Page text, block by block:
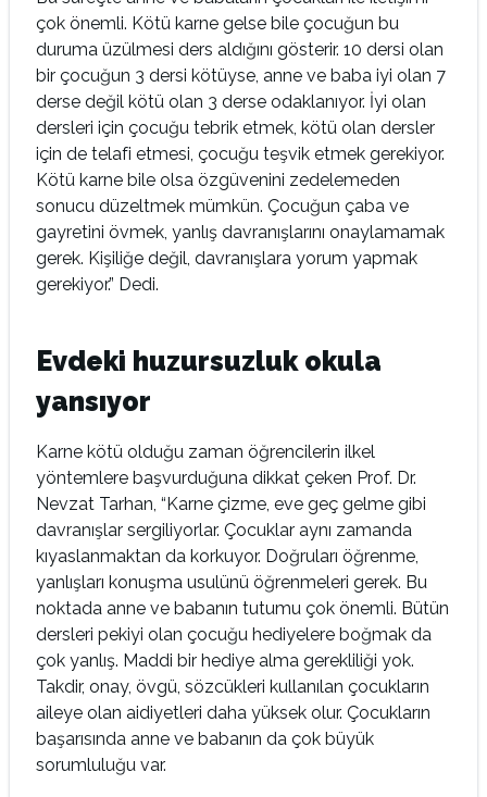
çok önemli. Kötü karne gelse bile çocuğun bu
duruma üzülmesi ders aldığını gösterir. 10 dersi olan
bir çocuğun 3 dersi kötüyse, anne ve baba iyi olan 7
derse değil kötü olan 3 derse odaklanıyor. İyi olan
dersleri için çocuğu tebrik etmek, kötü olan dersler
için de telafi etmesi, çocuğu teşvik etmek gerekiyor.
Kötü karne bile olsa özgüvenini zedelemeden
sonucu düzeltmek mümkün. Çocuğun çaba ve
gayretini övmek, yanlış davranışlarını onaylamamak
gerek. Kişiliğe değil, davranışlara yorum yapmak
gerekiyor.” Dedi.
Evdeki huzursuzluk okula
yansıyor
Karne kötü olduğu zaman öğrencilerin ilkel
yöntemlere başvurduğuna dikkat çeken Prof. Dr.
Nevzat Tarhan, “Karne çizme, eve geç gelme gibi
davranışlar sergiliyorlar. Çocuklar aynı zamanda
kıyaslanmaktan da korkuyor. Doğruları öğrenme,
yanlışları konuşma usulünü öğrenmeleri gerek. Bu
noktada anne ve babanın tutumu çok önemli. Bütün
dersleri pekiyi olan çocuğu hediyelere boğmak da
çok yanlış. Maddi bir hediye alma gerekliliği yok.
Takdir, onay, övgü, sözcükleri kullanılan çocukların
aileye olan aidiyetleri daha yüksek olur. Çocukların
başarısında anne ve babanın da çok büyük
sorumluluğu var.